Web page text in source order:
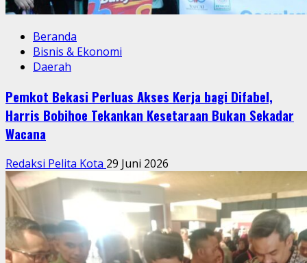
Beranda
Bisnis & Ekonomi
Daerah
Pemkot Bekasi Perluas Akses Kerja bagi Difabel,
Harris Bobihoe Tekankan Kesetaraan Bukan Sekadar
Wacana
Redaksi Pelita Kota 29 Juni 2026